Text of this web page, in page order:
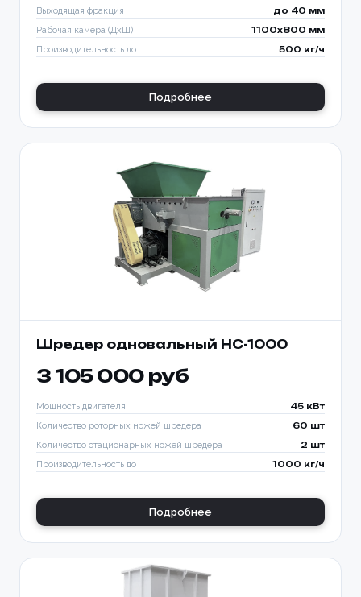
Выходящая фракция до 40 мм
Рабочая камера (ДхШ) 1100x800 мм
Производительность до 500 кг/ч
Подробнее
Шредер одновальный HC-1000
3 105 000 руб
Мощность двигателя 45 кВт
Количество роторных ножей шредера 60 шт
Количество стационарных ножей шредера 2 шт
Производительность до 1000 кг/ч
Подробнее